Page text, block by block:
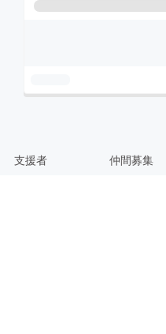
支援者 仲間募集